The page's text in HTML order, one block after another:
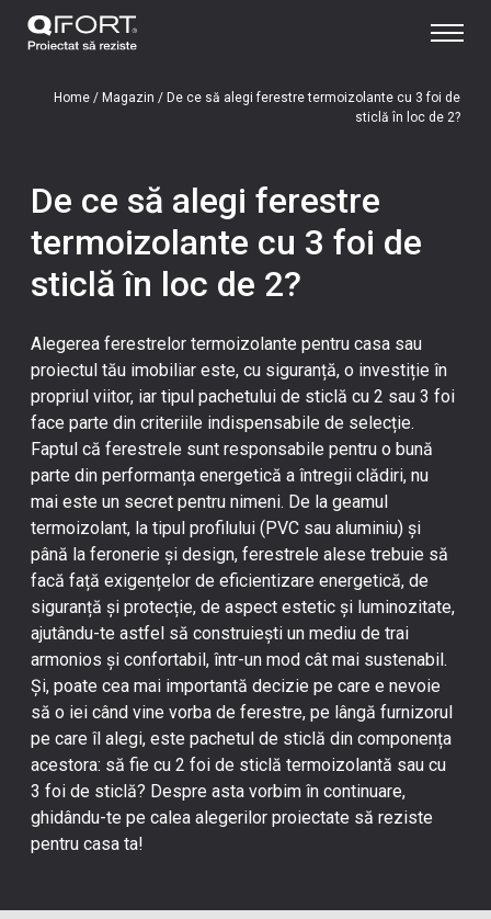
Home/ Magazin / De ce să alegi ferestre termoizolante cu 3 foi de
sticlă în loc de 2?
De ce să alegi ferestre
termoizolante cu 3 foi de
sticlă în loc de 2?
Alegerea ferestrelor termoizolante pentru casa sau
proiectul tău imobiliar este, cu siguranță, o investiție în
propriul viitor, iar tipul pachetului de sticlă cu 2 sau 3 foi
face parte din criteriile indispensabile de selecție.
Faptul că ferestrele sunt responsabile pentru o bună
parte din performanța energetică a întregii clădiri, nu
mai este un secret pentru nimeni. De lageamul
termoizolant, la tipul profilului (PVC sau aluminiu) și
până la feronerie și design, ferestrele alese trebuie să
facă față exigențelor de eficientizare energetică, de
siguranță și protecție, de aspect estetic și luminozitate,
ajutându-te astfel să construiești un mediu de trai
armonios și confortabil, într-un mod cât mai sustenabil.
Și, poate cea mai importantă decizie pe care e nevoie
să o iei când vine vorba de ferestre, pe lângă furnizorul
pe care îl alegi, este pachetul de sticlă din componența
acestora: să fie cu 2 foi de sticlă termoizolantă sau cu
3 foi de sticlă? Despre asta vorbim în continuare,
ghidându-te pe calea alegerilor proiectate să reziste
pentru casa ta!